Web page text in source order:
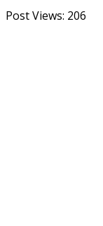
Post Views: 206